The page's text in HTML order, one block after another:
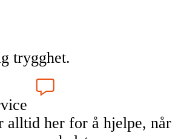
trygghet.
alltid her for å hjelpe, når